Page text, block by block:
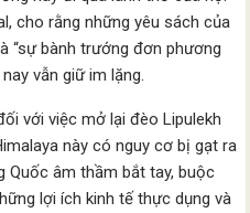
cho rằng những yêu sách của
“sự bành trướng đơn phương
vẫn giữ im lặng.
với việc mở lại đèo Lipulekh
này có nguy cơ bị gạt ra
Quốc âm thầm bắt tay, buộc
lợi ích kinh tế thực dụng và